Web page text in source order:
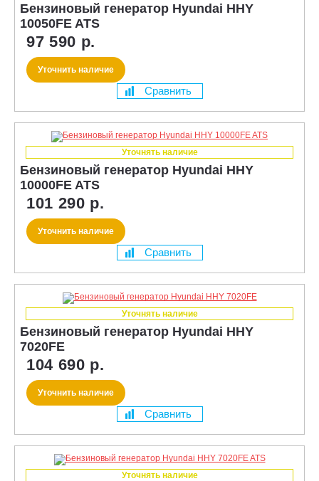
Бензиновый генератор Hyundai HHY
10050FE ATS
97 590 р.
Уточнить наличие
Сравнить
Уточнять наличие
Бензиновый генератор Hyundai HHY
10000FE ATS
101 290 р.
Уточнить наличие
Сравнить
Уточнять наличие
Бензиновый генератор Hyundai HHY
7020FE
104 690 р.
Уточнить наличие
Сравнить
Уточнять наличие